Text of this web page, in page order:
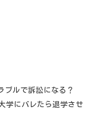
ブルで訴訟になる？
学にバレたら退学させ